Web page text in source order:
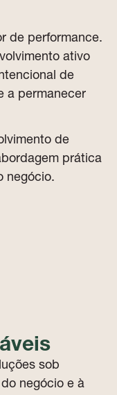
de performance.
ativo
de
a permanecer
de
prática
negócio.
sob
negócio e à